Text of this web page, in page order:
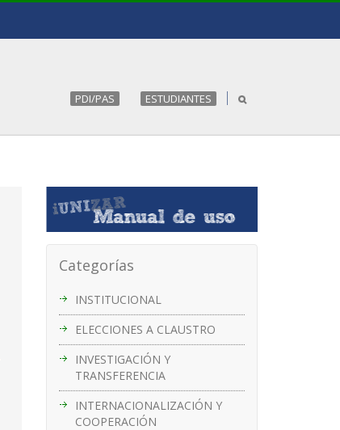
PDI/PAS ESTUDIANTES
Categorías
INSTITUCIONAL
ELECCIONES A CLAUSTRO
INVESTIGACIÓN Y
TRANSFERENCIA
INTERNACIONALIZACIÓN Y
COOPERACIÓN